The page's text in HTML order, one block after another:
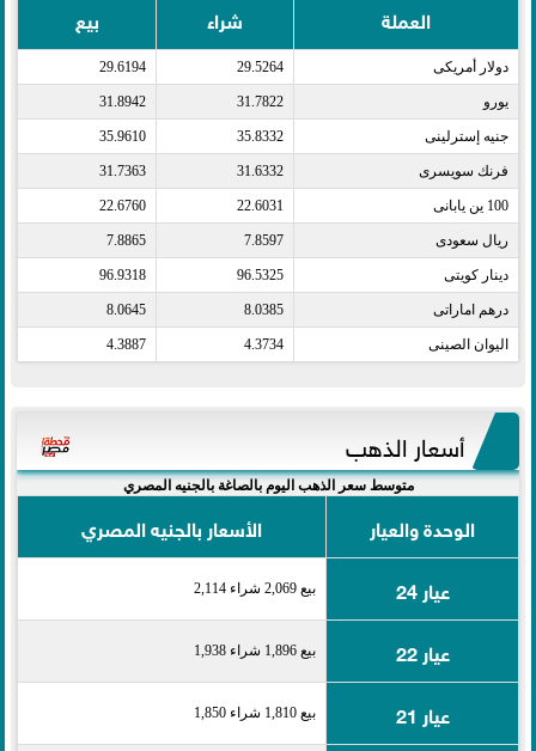
العملة شراء بيع
دولار أمريكى​ 29.5264
29.6194
يورو​ 31.7822
31.8942
جنيه إسترلينى​ 35.8332
35.9610
فرنك سويسرى​ 31.6332
31.7363
100 ين يابانى​ 22.6031
22.6760
ريال سعودى​ 7.8597
7.8865
دينار كويتى​ 96.5325
96.9318
درهم اماراتى​ 8.0385
8.0645
اليوان الصينى​ 4.3734
4.3887
أسعار الذهب
متوسط سعر الذهب اليوم بالصاغة بالجنيه المصري
الوحدة والعيار
الأسعار بالجنيه المصري
عيار 24
بيع 2,069 شراء 2,114
عيار 22 بيع 1,896 شراء 1,938
عيار 21 بيع 1,810 شراء 1,850